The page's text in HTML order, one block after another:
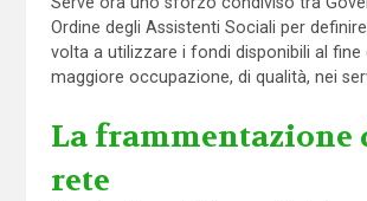
Ordine degli Assistenti Sociali per
volta a utilizzare i fondi disponibili al fine
maggiore occupazione, di qualità, nei
La frammentazione
rete